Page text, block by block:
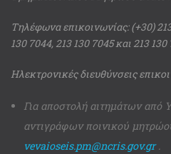
Τηλέφωνα επικοινωνίας: (+30)
130 7044, 213 130 7045 και 213 130
Ηλεκτρονικές διευθύνσεις
Για αποστολή αιτημάτων από
αντιγράφων ποινικού
vevaioseis.pm@ncris.gov.gr.